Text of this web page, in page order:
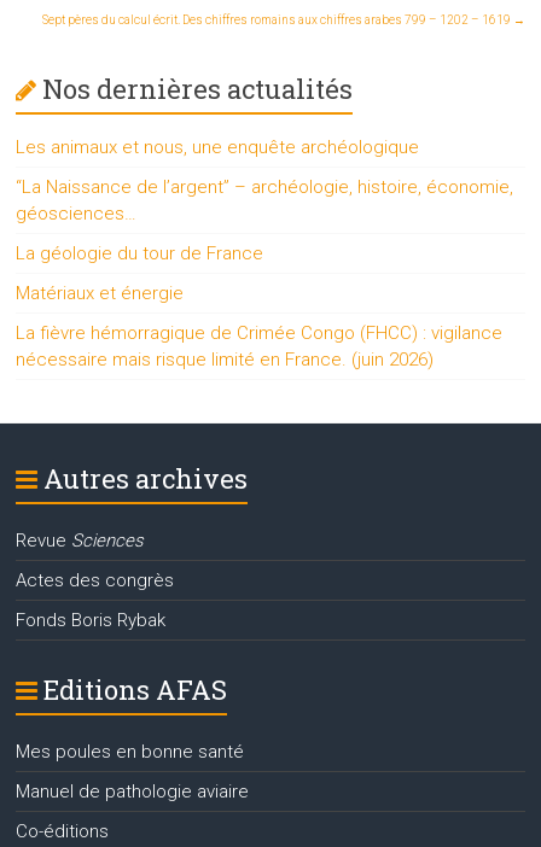
Sept pères du calcul écrit. Des chiffres romains aux chiffres arabes 799 – 1202 – 1619 →
Nos dernières actualités
Les animaux et nous, une enquête archéologique
“La Naissance de l’argent” – archéologie, histoire, économie,
géosciences…
La géologie du tour de France
Matériaux et énergie
La fièvre hémorragique de Crimée Congo (FHCC) : vigilance
nécessaire mais risque limité en France. (juin 2026)
Autres archives
Revue Sciences
Actes des congrès
Fonds Boris Rybak
Editions AFAS
Mes poules en bonne santé
Manuel de pathologie aviaire
Co-éditions